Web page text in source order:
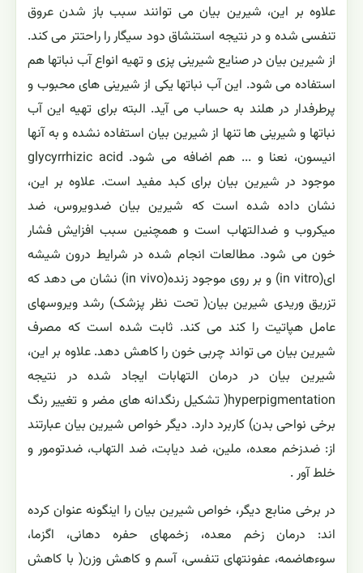
علاوه بر این، شیرین بیان می توانند سبب باز شدن عروق
تنفسی شده و در نتیجه استنشاق دود سیگار را راحتتر می کند.
از شیرین بیان در صنایع شیرینی پزی و تهیه انواع آب نباتها هم
استفاده می شود. این آب نباتها یکی از شیرینی های محبوب و
پرطرفدار در هلند به حساب می آید. البته برای تهیه این آب
نباتها و شیرینی ها تنها از شیرین بیان استفاده نشده و به آنها
انیسون، نعنا و ... هم اضافه می شود. glycyrrhizic acid
موجود در شیرین بیان برای کبد مفید است. علاوه بر این،
نشان داده شده است که شیرین بیان ضدویروس، ضد
میکروب و ضدالتهاب است و همچنین سبب افزایش فشار
خون می شود. مطالعات انجام شده در شرایط درون شیشه
ای(in vitro) و بر روی موجود زنده(in vivo) نشان می دهد که
تزریق وریدی شیرین بیان( تحت نظر پزشک) رشد ویروسهای
عامل هپاتیت را کند می کند. ثابت شده است که مصرف
شیرین بیان می تواند چربی خون را کاهش دهد. علاوه بر این،
شیرین بیان در درمان التهابات ایجاد شده در نتیجه
hyperpigmentation( تشکیل رنگدانه های مضر و تغییر رنگ
برخی نواحی بدن) کاربرد دارد. دیگر خواص شیرین بیان عبارتند
از: ضدزخم معده، ملین، ضد دیابت، ضد التهاب، ضدتومور و
خلط آور .
در برخی منابع دیگر، خواص شیرین بیان را اینگونه عنوان کرده
اند: درمان زخم معده، زخمهای حفره دهانی، اگزما،
سوءهاضمه، عفونتهای تنفسی، آسم و کاهش وزن( با کاهش